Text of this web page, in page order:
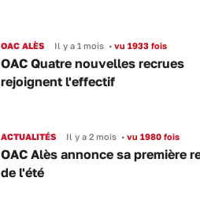
OAC ALÈS Il y a 1 mois •vu 1933 fois
OAC Quatre nouvelles recrues
rejoignent l'effectif
ACTUALITÉS Il y a 2 mois •vu 1980 fois
OAC Alès annonce sa première
de l'été